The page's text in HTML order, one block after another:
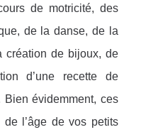
de motricité, des
de la danse, de la
création de bijoux, de
d’une recette de
évidemment, ces
l’âge de vos petits